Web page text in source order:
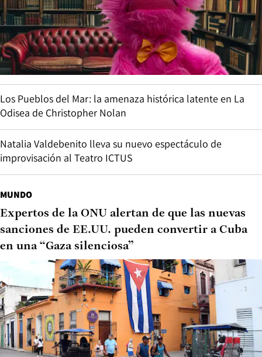
Los Pueblos del Mar: la amenaza histórica latente en La
Odisea de Christopher Nolan
Natalia Valdebenito lleva su nuevo espectáculo de
improvisación al Teatro ICTUS
MUNDO
Expertos de la ONU alertan de que las nuevas
sanciones de EE.UU. pueden convertir a Cuba
en una “Gaza silenciosa”